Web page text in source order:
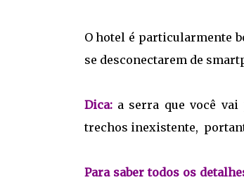
O hotel é particularmente
se desconectarem de
Dica: a serra que você
trechos inexistente,
Para saber todos os